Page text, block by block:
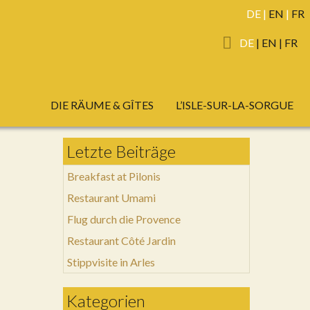
DE | EN | FR
DE | EN | FR
DIE RÄUME & GÎTES L’ISLE-SUR-LA-SORGUE
Letzte Beiträge
Breakfast at Pilonis
Restaurant Umami
Flug durch die Provence
Restaurant Côté Jardin
Stippvisite in Arles
Kategorien